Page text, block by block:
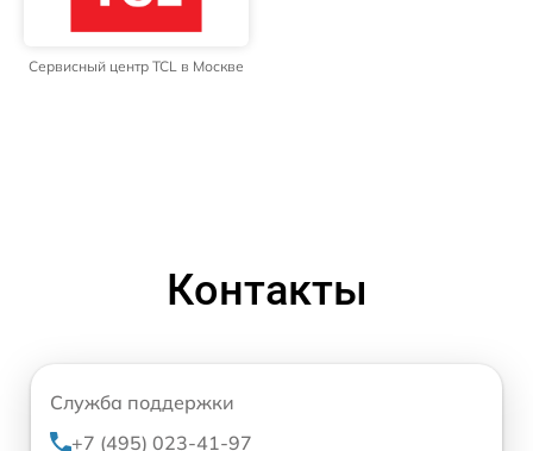
Сервисный центр TCL в Москве
Контакты
Служба поддержки
+7 (495) 023-41-97